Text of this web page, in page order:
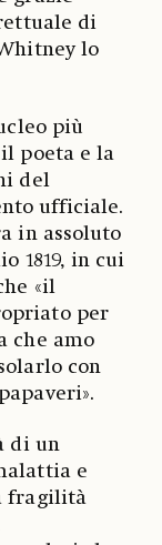
di
lo
più
poeta e la
del
ufficiale.
in assoluto
1819, in cui
«il
per
che amo
con
di un
e
fragilità